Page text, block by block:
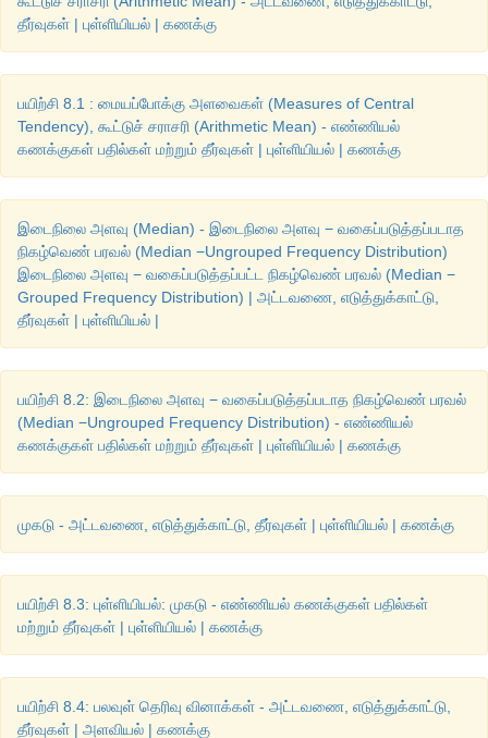
தீர்வுகள் | புள்ளியியல் | கணக்கு
பயிற்சி 8.1 : மையப்போக்கு அளவைகள் (Measures of Central
Tendency), கூட்டுச் சராசரி (Arithmetic Mean) - எண்ணியல்
கணக்குகள் பதில்கள் மற்றும் தீர்வுகள் | புள்ளியியல் | கணக்கு
இடைநிலை அளவு (Median) - இடைநிலை அளவு − வகைப்படுத்தப்படாத
நிகழ்வெண் பரவல் (Median −Ungrouped Frequency Distribution)
இடைநிலை அளவு − வகைப்படுத்தப்பட்ட நிகழ்வெண் பரவல் (Median −
Grouped Frequency Distribution) | அட்டவணை, எடுத்துக்காட்டு,
தீர்வுகள் | புள்ளியியல் |
பயிற்சி 8.2: இடைநிலை அளவு − வகைப்படுத்தப்படாத நிகழ்வெண் பரவல்
(Median −Ungrouped Frequency Distribution) - எண்ணியல்
கணக்குகள் பதில்கள் மற்றும் தீர்வுகள் | புள்ளியியல் | கணக்கு
முகடு - அட்டவணை, எடுத்துக்காட்டு, தீர்வுகள் | புள்ளியியல் | கணக்கு
பயிற்சி 8.3: புள்ளியியல்: முகடு - எண்ணியல் கணக்குகள் பதில்கள்
மற்றும் தீர்வுகள் | புள்ளியியல் | கணக்கு
பயிற்சி 8.4: பலவுள் தெரிவு வினாக்கள் - அட்டவணை, எடுத்துக்காட்டு,
தீர்வுகள் | அளவியல் | கணக்கு